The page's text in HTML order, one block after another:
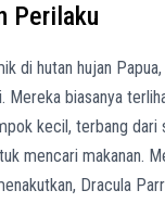
Perilaku
di hutan hujan
Mereka biasanya
kecil, terbang dari
mencari makanan.
Dracula